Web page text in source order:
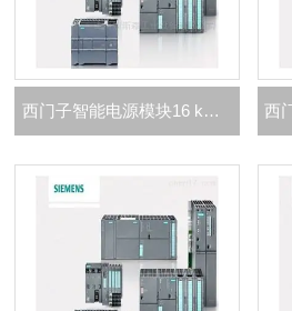
西门子智能电源模块16 kW/36 kW代理商